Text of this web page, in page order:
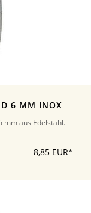
6 MM INOX
mm aus Edelstahl.
8,85 EUR*